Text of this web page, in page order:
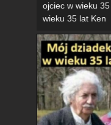
ojciec w wieku
wieku 35 lat Ken